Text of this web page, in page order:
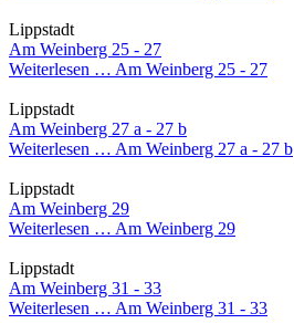
Lippstadt
Am Weinberg 25 - 27
Weiterlesen … Am Weinberg 25 - 27
Lippstadt
Am Weinberg 27 a - 27 b
Weiterlesen … Am Weinberg 27 a - 27 b
Lippstadt
Am Weinberg 29
Weiterlesen … Am Weinberg 29
Lippstadt
Am Weinberg 31 - 33
Weiterlesen … Am Weinberg 31 - 33